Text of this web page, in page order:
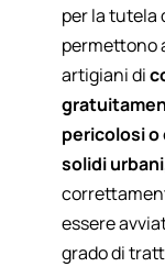
per la tutela
permettono
artigiani di
pericolosi
solidi
essere
grado di